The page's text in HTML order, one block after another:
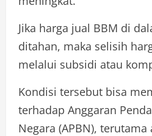
Jika harga jual BBM di
ditahan, maka selisih
melalui subsidi atau
Kondisi tersebut bisa
terhadap Anggaran
Negara (APBN),